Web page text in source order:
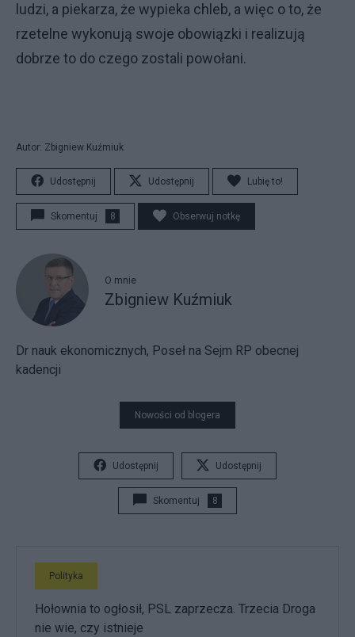
ludzi, a piekarza, że wypieka chleb, a więc o to, że
rzetelne wykonują swoje obowiązki i realizują
dobrze to do czego zostali powołani.
Autor: Zbigniew Kuźmiuk
Udostępnij Udostępnij Lubię to!
Skomentuj 8 Obserwuj notkę
O mnie
Zbigniew Kuźmiuk
Dr nauk ekonomicznych, Poseł na Sejm RP obecnej
kadencji
Nowości od blogera
Udostępnij Udostępnij
Skomentuj 8
Polityka
Hołownia to ogłosił, PSL zaprzecza. Trzecia Droga
nie wie, czy istnieje